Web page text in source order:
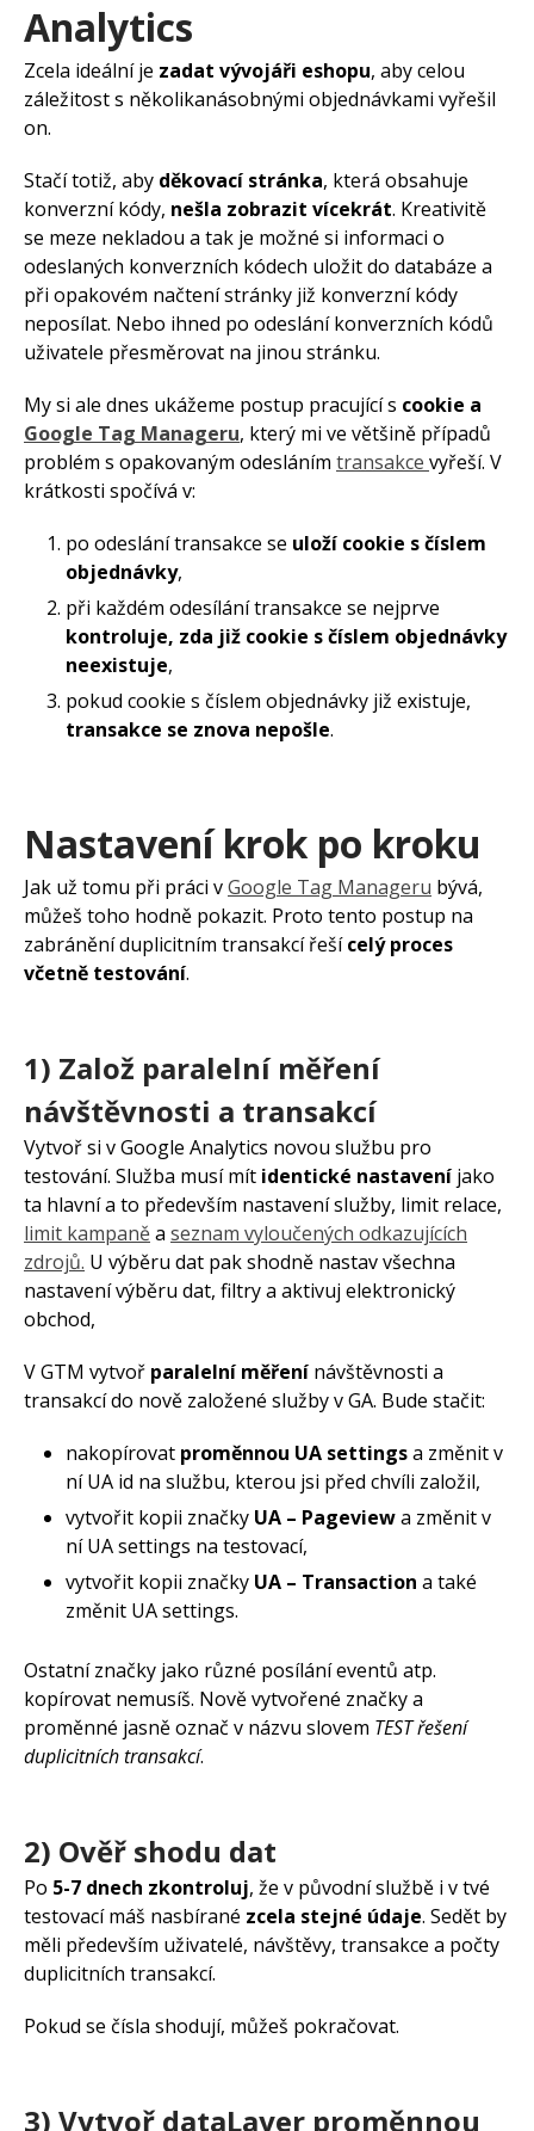
Analytics
Zcela ideální je zadat vývojáři eshopu, aby celou
záležitost s několikanásobnými objednávkami vyřešil
on.
Stačí totiž, aby děkovací stránka, která obsahuje
konverzní kódy, nešla zobrazit vícekrát. Kreativitě
se meze nekladou a tak je možné si informaci o
odeslaných konverzních kódech uložit do databáze a
při opakovém načtení stránky již konverzní kódy
neposílat. Nebo ihned po odeslání konverzních kódů
uživatele přesměrovat na jinou stránku.
My si ale dnes ukážeme postup pracující s cookie a
Google Tag Manageru, který mi ve většině případů
problém s opakovaným odesláním transakce vyřeší. V
krátkosti spočívá v:
po odeslání transakce se uloží cookie s číslem
objednávky,
při každém odesílání transakce se nejprve
kontroluje, zda již cookie s číslem objednávky
neexistuje,
pokud cookie s číslem objednávky již existuje,
transakce se znova nepošle.
Nastavení krok po kroku
Jak už tomu při práci vGoogle Tag Manageru bývá,
můžeš toho hodně pokazit. Proto tento postup na
zabránění duplicitním transakcí řešícelý proces
včetně testování.
1) Založ paralelní měření
návštěvnosti a transakcí
Vytvoř si v Google Analytics novou službu pro
testování. Služba musí mít identické nastavení jako
ta hlavní a to především nastavení služby, limit relace,
limit kampaněa seznam vyloučených odkazujících
zdrojů. U výběru dat pak shodně nastav všechna
nastavení výběru dat, filtry a aktivuj elektronický
obchod,
V GTM vytvoř paralelní měření návštěvnosti a
transakcí do nově založené služby v GA. Bude stačit:
nakopírovat proměnnou UA settingsa změnit v
ní UA id na službu, kterou jsi před chvíli založil,
vytvořit kopii značky UA – Pageviewa změnit v
ní UA settings na testovací,
vytvořit kopii značky UA – Transaction a také
změnit UA settings.
Ostatní značky jako různé posílání eventů atp.
kopírovat nemusíš. Nově vytvořené značky a
proměnné jasně označ v názvu slovem TEST řešení
duplicitních transakcí.
2) Ověř shodu dat
Po 5-7 dnech zkontroluj, že v původní službě i v tvé
testovací máš nasbírané zcela stejné údaje. Sedět by
měli především uživatelé, návštěvy, transakce a počty
duplicitních transakcí.
Pokud se čísla shodují, můžeš pokračovat.
3) Vytvoř dataLayer proměnnou